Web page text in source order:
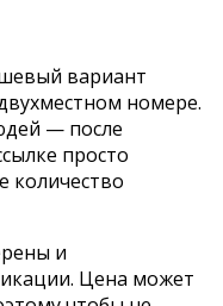
вариант
номере.
— после
просто
количество
и
Цена может